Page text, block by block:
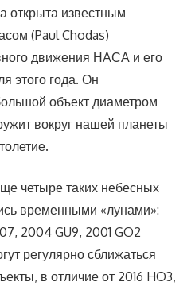
открыта известным
(Paul Chodas)
движения НАСА и его
этого года. Он
объект диаметром
вокруг нашей планеты
четыре таких небесных
временными «лунами»:
2004 GU9, 2001 GO2
регулярно сближаться
в отличие от 2016 HO3,